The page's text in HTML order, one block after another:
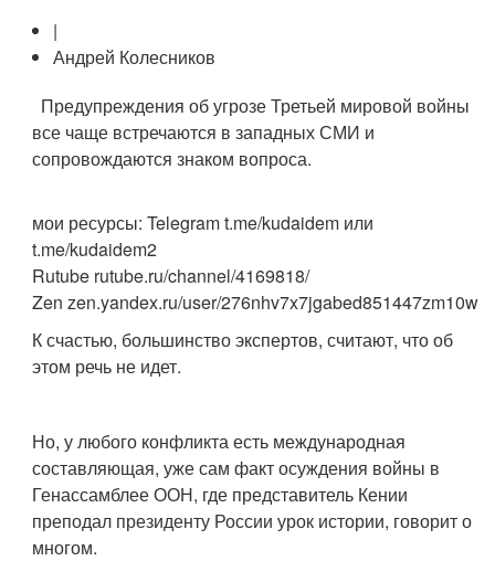
|
Андрей Колесников
Предупреждения об угрозе Третьей мировой войны
все чаще встречаются в западных СМИ и
сопровождаются знаком вопроса.
мои ресурсы: Telegram t.me/kudaidem или
t.me/kudaidem2
Rutube rutube.ru/channel/4169818/
Zen zen.yandex.ru/user/276nhv7x7jgabed851447zm10w
К счастью, большинство экспертов, считают, что об
этом речь не идет.
Но, у любого конфликта есть международная
составляющая, уже сам факт осуждения войны в
Генассамблее ООН, где представитель Кении
преподал президенту России урок истории, говорит о
многом.